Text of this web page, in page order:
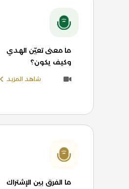
ما معنى تعيّن الهدي
وكيف يكون؟
شاهد المزيد
ما الفرق بين الإشتراك